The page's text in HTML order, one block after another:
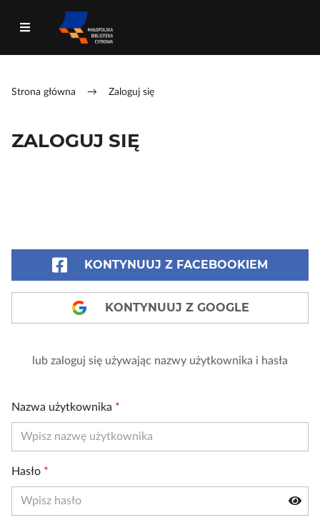
Strona główna → Zaloguj się
ZALOGUJ SIĘ
KONTYNUUJ Z FACEBOOKIEM
KONTYNUUJ Z GOOGLE
lub zaloguj się używając nazwy użytkownika i hasła
Nazwa użytkownika *
Hasło *